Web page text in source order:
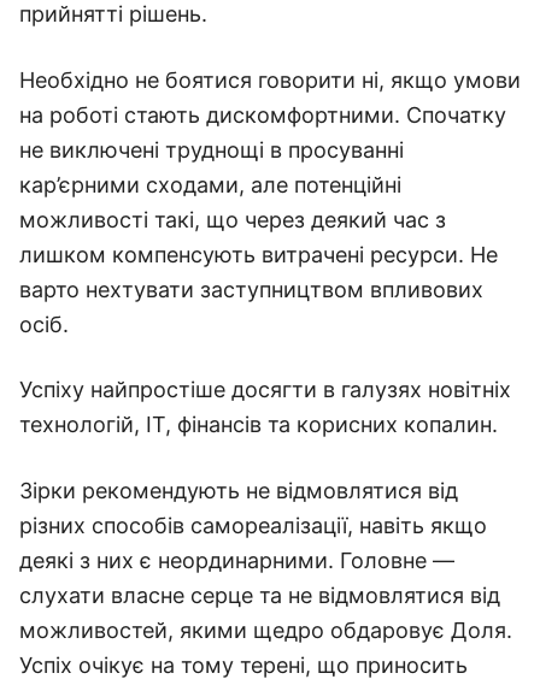
прийнятті рішень.
Необхідно не боятися говорити ні, якщо умови
на роботі стають дискомфортними. Спочатку
не виключені труднощі в просуванні
кар’єрними сходами, але потенційні
можливості такі, що через деякий час з
лишком компенсують витрачені ресурси. Не
варто нехтувати заступництвом впливових
осіб.
Успіху найпростіше досягти в галузях новітніх
технологій, IT, фінансів та корисних копалин.
Зірки рекомендують не відмовлятися від
різних способів самореалізації, навіть якщо
деякі з них є неординарними. Головне —
слухати власне серце та не відмовлятися від
можливостей, якими щедро обдаровує Доля.
Успіх очікує на тому терені, що приносить